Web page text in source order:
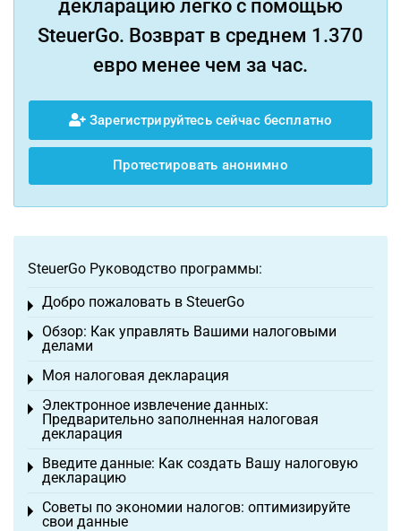
декларацию легко с помощью
SteuerGo. Возврат в среднем 1.370
евро менее чем за час.
Зарегистрируйтесь сейчас бесплатно
Протестировать анонимно
SteuerGo Руководство программы:
Добро пожаловать в SteuerGo
Toggle menu
Обзор: Как управлять Вашими налоговыми
делами
Toggle menu
Моя налоговая декларация
Toggle menu
Электронное извлечение данных:
Предварительно заполненная налоговая
декларация
Toggle menu
Введите данные: Как создать Вашу налоговую
декларацию
Toggle menu
Советы по экономии налогов: оптимизируйте
свои данные
Toggle menu